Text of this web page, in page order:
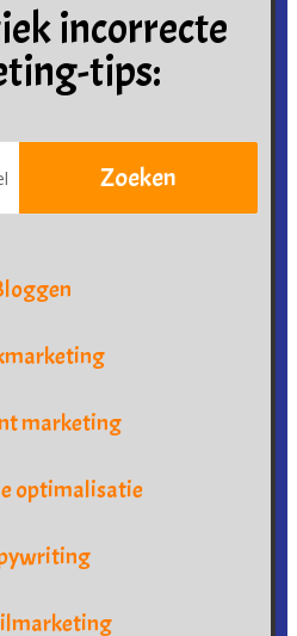
incorrecte
tips:
marketing
optimalisatie